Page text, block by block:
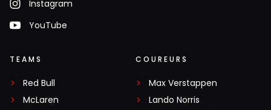
Instagram
YouTube
TEAMS
Red Bull
McLaren
COUREURS
Max Verstappen
Lando Norris